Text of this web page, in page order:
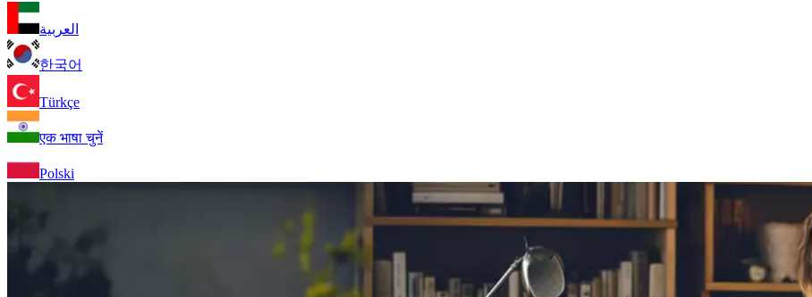
العربية
한국어
Türkçe
एक भाषा चुनें
Polski